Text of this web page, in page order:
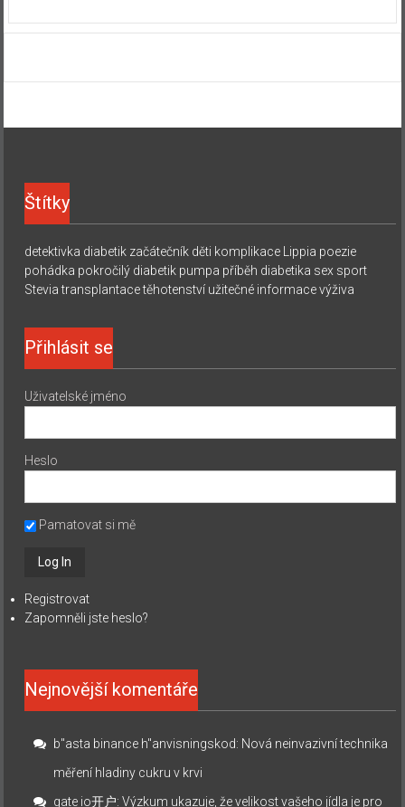
Štítky
detektivka diabetik začátečník děti komplikace Lippia poezie
pohádka pokročilý diabetik pumpa příběh diabetika sex sport
Stevia transplantace těhotenství užitečné informace výživa
Přihlásit se
Uživatelské jméno
Heslo
Pamatovat si mě
Registrovat
Zapomněli jste heslo?
Nejnovější komentáře
b"asta binance h"anvisningskod: Nová neinvazivní technika
měření hladiny cukru v krvi
gate io开户:Výzkum ukazuje, že velikost vašeho jídla je pro